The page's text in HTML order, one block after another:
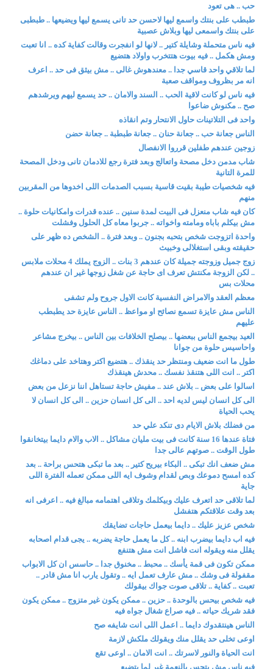
حب .. هى تعود
طبطب على بنتك واسمع ليها لاحسن حد تانى يسمع ليها ويضيعها .. طبطبى
على بنتك واسمعى ليها وبلاش عصبية
فيه ناس متحملة وشايلة كتير .. لانها لو انفجرت وقالت كفاية كده .. انا تعبت
ومش هكمل .. فيه بيوت هتتخرب واولاد هتضيع
لما تلاقي واحد قاسي جدا .. معندهوش غالى .. مش بيثق فى حد .. اعرف
انه مر بظروف ومواقف صعبة
فيه ناس لو كانت لاقية الحب .. السند والامان .. حد يسمع ليهم ويرشدهم
صح .. مكنوش ضاعوا
واحد فى التلاتينات حاول الانتحار وتم انقاذه
الناس جعانة حب .. جعانة حنان .. جعانة طبطبة .. جعانة حضن
زوجين عندهم طفلين قرروا الانفصال
شاب مدمن دخل مصحة واتعالج وبعد فترة رجع للادمان تانى ودخل المصحة
للمرة التانية
فيه شخصيات طيبة بقيت قاسية بسبب الصدمات اللى اخدوها من المقربين
منهم
كان فيه شاب منعزل فى البيت لمدة سنين .. عنده قدرات وامكانيات حلوة ..
مش بيكلم باباه ومامته واخواته .. جربوا معاه كل الحلول وفشلت
واحدة اتزوجت شخص بتحبه بجنون .. وبعد فترة .. الشخص ده ظهر على
حقيقته وبقى استغلالى وخبيث
زوج جميل وزوجته جميلة كان عندهم 3 بنات .. الزوج يملك 4 محلات ملابس
.. لكن الزوجة مكنتش تعرف اى حاجة عن شغل زوجها غير ان عندهم
محلات بس
معظم العقد والامراض النفسية كانت الاول جروح ولم تشفى
الناس مش عايزة تسمع نصائح او مواعظ .. الناس عايزة حد يطبطب
عليهم
العيد بيجمع الناس ببعضها .. بيصلح الخلافات بين الناس .. بيخرج مشاعر
واحاسيس حلوة من جوانا
طول ما انت ضعيف ومنتظر حد ينقذك .. هتضيع اكتر وهتاخد على دماغك
اكتر .. انت اللى هتنقذ نفسك .. محدش هينقذك
اسالوا على بعض .. بلاش عند .. مفيش حاجة تستاهل اننا نزعل من بعض
الى كل انسان ليس لديه احد .. الى كل انسان حزين .. الى كل انسان لا
يحب الحياة
من فضلك بلاش الايام دى تنكد علي حد
فتاة عندها 16 سنة كانت فى بيت مليان مشاكل .. الاب والام دايما بيتخانقوا
طول الوقت .. صوتهم عالى جدا
مش ضعف انك تبكى .. البكاء بيريح كتير .. بعد ما تبكى هتحس براحة .. بعد
كده امسح دموعك وبص لقدام وشوف ايه اللى ممكن تعمله الفترة اللى
جاية
لما تلاقى حد اتعرف عليك وبيكلمك وتلاقى اهتمامه مبالغ فيه .. اعرفى انه
بعد وقت علاقتكم هتفشل
شخص عزيز عليك .. دايما بيعمل حاجات تضايقك
فيه اب دايما بيضرب ابنه .. كل ما يعمل حاجة يضربه .. يجى قدام اصحابه
يقلل منه ويقوله انت فاشل انت مش هتنفع
ممكن تكون فى قمة يأسك .. محبط .. مخنوق جدا .. حاسس ان كل الابواب
مقفولة فى وشك .. مش عارف تعمل ايه .. وتقول يارب انا مش قادر ..
تعبت .. كفاية .. تلاقى صوت جواك بيقولك
فيه شخص بيحس بالوحدة .. حزين .. ممكن يكون غير متزوج .. ممكن يكون
فقد شريك حياته .. فيه صراع شغال جواه فيه
الناس هينتقدوك دايما .. اعمل اللى انت شايفه صح
اوعى تخلى حد يقلل منك ويقولك ملكش لازمة
انت الحياة والنور لاسرتك .. انت الامان .. اوعى تقع
فيه ناس مش بتحس بالنعمة غير لما بتضيع